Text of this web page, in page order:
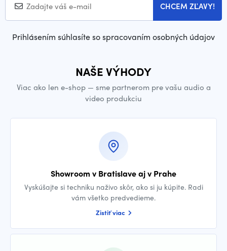
CHCEM ZĽAVY!
Prihlásením súhlasíte so spracovaním osobných údajov
NAŠE VÝHODY
Viac ako len e-shop — sme partnerom pre vašu audio a
video produkciu
Showroom v Bratislave aj v Prahe
Vyskúšajte si techniku naživo skôr, ako si ju kúpite. Radi
vám všetko predvedieme.
Zistiť viac